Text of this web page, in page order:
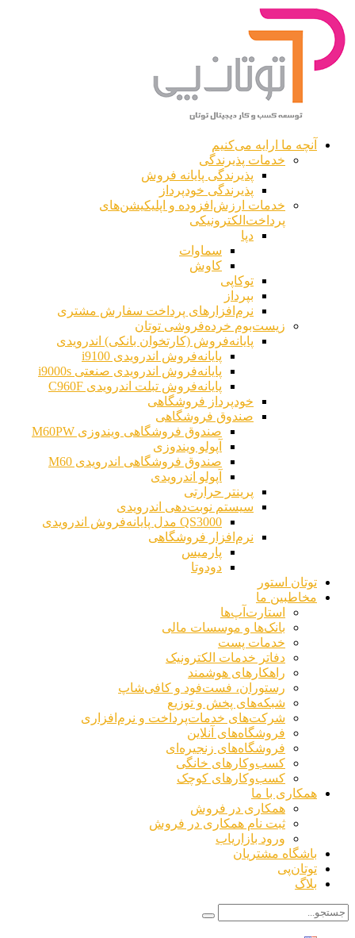
آنچه ما ارایه می‌کنیم
خدمات پذیرندگی
پذیرندگی پایانه فروش
پذیرندگی خودپرداز
خدمات ارزش‌افزوده و اپلیکیشن‌های
پرداخت‌الکترونیکی
دپا
سماوات
کاوش
توکاپی
بپرداز
نرم‌افزارهای پرداخت سفارش مشتری
زیست‌بوم خرده‌فروشی توتان
پایانه‌فروش (کارتخوان بانکی) اندرویدی
پایانه‌فروش اندرویدی i9100
پایانه‌فروش اندرویدی صنعتی i9000s
پایانه‌فروش تبلت اندرویدی C960F
خودپرداز فروشگاهی
صندوق فروشگاهی
صندوق فروشگاهی ویندوزی M60PW
آپولو ویندوزی
صندوق فروشگاهی اندرویدی M60
آپولو اندرویدی
پرینتر حرارتی
سیستم نوبت‌دهی اندرویدی
QS3000 مدل پایانه‌فروش اندرویدی
نرم‌افزار فروشگاهی
پارمیس
دودوتا
توتان استور
مخاطبین ما
استارت‌آپ‌ها
بانک‌ها و موسسات مالی
خدمات پست
دفاتر خدمات الکترونیک
راهکارهای هوشمند
رستوران، فست‌فود و کافی‌شاپ
شبکه‌های پخش و توزیع
شرکت‌های خدمات‌پرداخت و نرم‌افزاری
فروشگاه‌های آنلاین
فروشگاه‌های زنجیره‌ای
کسب‌وکارهای خانگی
کسب‌وکارهای کوچک
همکاری با ما
همکاری در فروش
ثبت نام همکاری در فروش
ورود بازاریاب
باشگاه مشتریان
توتان‌پی
بلاگ